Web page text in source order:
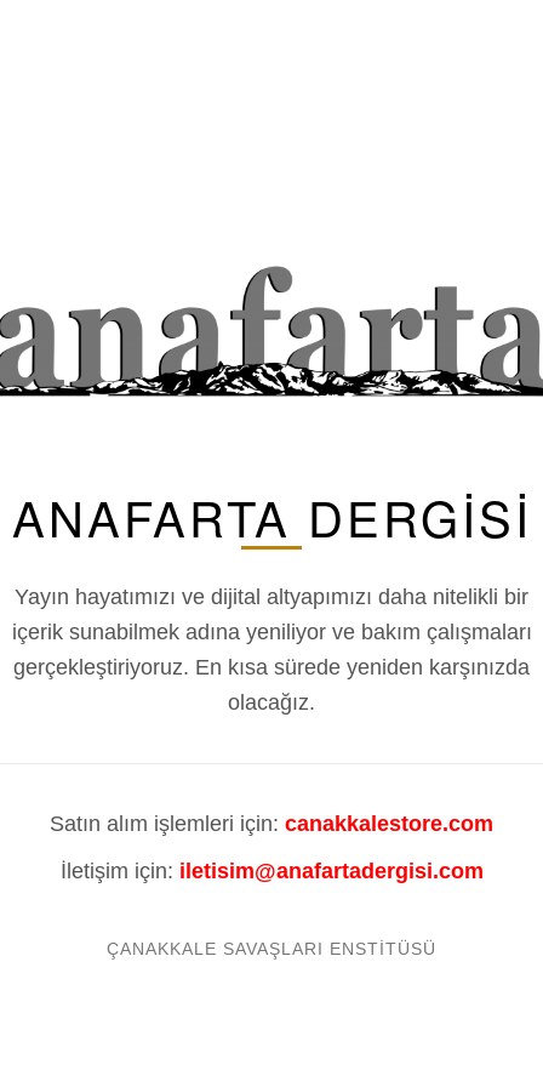
ANAFARTA DERGİSİ
Yayın hayatımızı ve dijital altyapımızı daha nitelikli bir
içerik sunabilmek adına yeniliyor ve bakım çalışmaları
gerçekleştiriyoruz. En kısa sürede yeniden karşınızda
olacağız.
Satın alım işlemleri için: canakkalestore.com
İletişim için: iletisim@anafartadergisi.com
ÇANAKKALE SAVAŞLARI ENSTITÜSÜ